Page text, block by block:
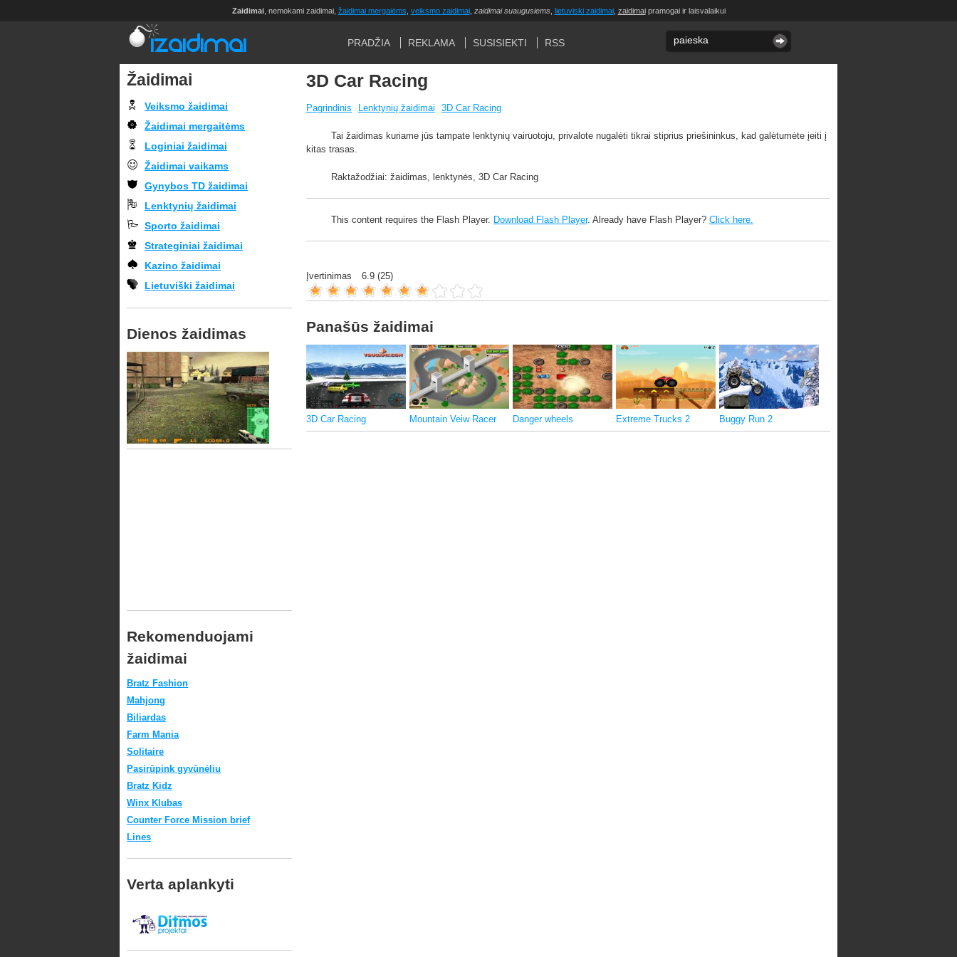
Zaidimai, nemokami zaidimai, žaidimai mergaiėms veiksmo zaidimai, zaidimai suaugusiems, lietuviski zaidimai, zaidimaipramogai ir laisvalaikui
PRADŽIA REKLAMA SUSISIEKTI RSS
3D Car Racing
Pagrindinis Lenktynių žaidimai 3D Car Racing
Tai žaidimas kuriame jūs tampate lenktynių vairuotoju, privalote nugalėti tikrai stiprius priešininkus, kad galėtumėte įeiti į
kitas trasas.
Raktažodžiai: žaidimas, lenktynės, 3D Car Racing
This content requires the Flash Player. Download Flash Player. Already have Flash Player? Click here.
Įvertinimas 6.9 (25)
Panašūs žaidimai
3D Car Racing Mountain Veiw Racer Danger wheels Extreme Trucks 2 Buggy Run 2
Žaidimai
Veiksmo žaidimai
Žaidimai mergaitėms
Loginiai žaidimai
Žaidimai vaikams
Gynybos TD žaidimai
Lenktynių žaidimai
Sporto žaidimai
Strateginiai žaidimai
Kazino žaidimai
Lietuviški žaidimai
Dienos žaidimas
Rekomenduojami
žaidimai
Bratz Fashion
Mahjong
Biliardas
Farm Mania
Solitaire
Pasirūpink gyvūnėliu
Bratz Kidz
Winx Klubas
Counter Force Mission brief
Lines
Verta aplankyti